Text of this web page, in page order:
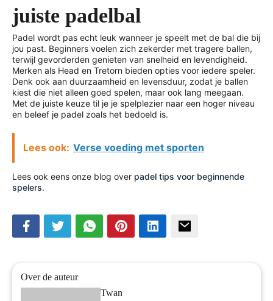
juiste padelbal
Padel wordt pas echt leuk wanneer je speelt met de bal die bij
jou past. Beginners voelen zich zekerder met tragere ballen,
terwijl gevorderden genieten van snelheid en levendigheid.
Merken als Head en Tretorn bieden opties voor iedere speler.
Denk ook aan duurzaamheid en levensduur, zodat je ballen
kiest die niet alleen goed spelen, maar ook lang meegaan.
Met de juiste keuze til je je spelplezier naar een hoger niveau
en beleef je padel zoals het bedoeld is.
Lees ook: Verse voeding met sporten
Lees ook eens onze blog over padel tips voor beginnende
spelers.
Over de auteur
Twan